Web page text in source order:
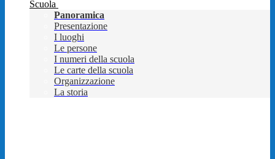
Scuola
Panoramica
Presentazione
I luoghi
Le persone
I numeri della scuola
Le carte della scuola
Organizzazione
La storia